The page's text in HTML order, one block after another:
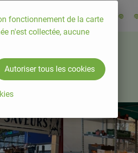
fonctionnement de la carte
n'est collectée, aucune
Autoriser tous les cookies